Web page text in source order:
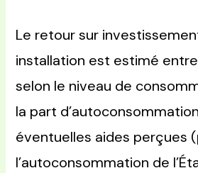
Le retour sur
installation est estimé
selon le niveau de
la part
éventuelles aides perçues
l’autoconsommation de